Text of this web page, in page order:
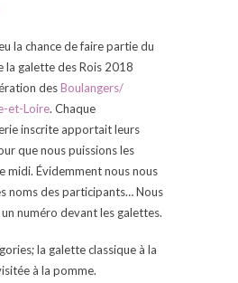
la chance de faire partie du
la galette des Rois 2018
desBoulangers/
et-Loire. Chaque
inscrite apportait leurs
que nous puissions les
midi. Évidemment nous nous
noms des participants… Nous
numéro devant les galettes.
la galette classique à la
à la pomme.